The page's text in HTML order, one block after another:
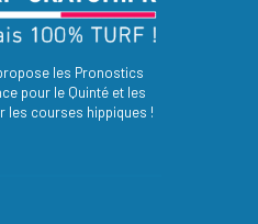
les Pronostics
pour le Quinté et les
les courses hippiques !